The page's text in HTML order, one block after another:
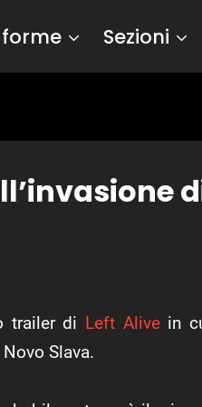
Sezioni
trailer di Left Alivein
Slava.